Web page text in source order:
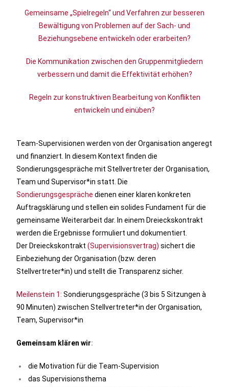
Gemeinsame „Spielregeln“ und Verfahren zur besseren
Bewältigung von Problemen auf der Sach- und
Beziehungsebene entwickeln oder erarbeiten?
Die Kommunikation zwischen den Gruppenmitgliedern
verbessern und damit die Effektivität erhöhen?
Regeln zur konstruktiven Bearbeitung von Konflikten
entwickeln und einüben?
Team-Supervisionen werden von der Organisation angeregt
und finanziert. In diesem Kontext finden die
Sondierungsgespräche mit Stellvertreter der Organisation,
Team und Supervisor*in statt. Die
Sondierungsgespräche dienen einer klaren konkreten
Auftragsklärung und stellen ein solides Fundament für die
gemeinsame Weiterarbeit dar. In einem Dreieckskontrakt
werden die Ergebnisse formuliert und dokumentiert.
Der Dreieckskontrakt(Supervisionsvertrag) sichertdie
Einbeziehung der Organisation (bzw. deren
Stellvertreter*in) und stellt die Transparenz sicher.
Meilenstein 1: Sondierungsgespräche (3 bis 5 Sitzungen à
90 Minuten) zwischen Stellvertreter*in der Organisation,
Team, Supervisor*in
Gemeinsam klären wir:
die Motivation für die Team-Supervision
das Supervisionsthema